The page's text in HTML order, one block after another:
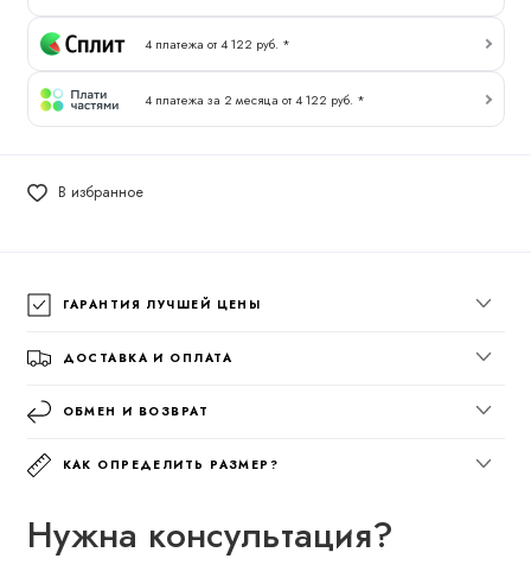
4 платежа от 4 122 руб. *
4 платежа за 2 месяца от 4 122 руб. *
В избранное
ГАРАНТИЯ ЛУЧШЕЙ ЦЕНЫ
ДОСТАВКА И ОПЛАТА
ОБМЕН И ВОЗВРАТ
КАК ОПРЕДЕЛИТЬ РАЗМЕР?
Нужна консультация?